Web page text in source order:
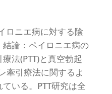
ロニエ病に対する陰
論：ペイロニエ病の
法(PTT)と真空勃起
牽引療法に関するよ
いる。PTT研究は全